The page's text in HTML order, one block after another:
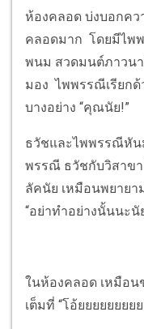
ห้องคลอด บ่งบอกคว
คลอดมาก โดยมีไพ
พนม สวดมนต์ภาวน
มอง ไพพรรณีเรียก
บางอย่าง “คุณนัย!”
ธวัชและไพพรรณีหัน
พรรณี ธวัชกับวิสาขา
ลัคนัย เหมือนพยายา
“อย่าทำอย่างนั้นนะนั
ในห้องคลอด เหมือน
เต็มที่ “โอ้ยยยยยยยย